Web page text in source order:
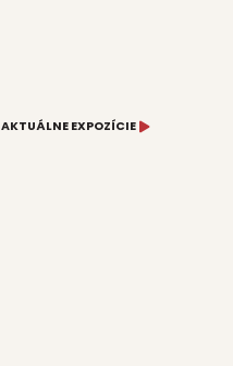
AKTUÁLNE EXPOZÍCIE